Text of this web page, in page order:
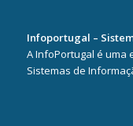
Infoportugal –
A InfoPortugal é uma
Sistemas de